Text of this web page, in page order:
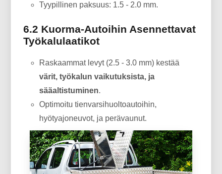
Tyypillinen paksuus: 1.5 - 2.0 mm.
6.2 Kuorma-Autoihin Asennettavat
Työkalulaatikot
Raskaammat levyt (2.5 - 3.0 mm) kestää
värit, työkalun vaikutuksista, ja
sääaltistuminen.
Optimoitu tienvarsihuoltoautoihin,
hyötyajoneuvot, ja perävaunut.